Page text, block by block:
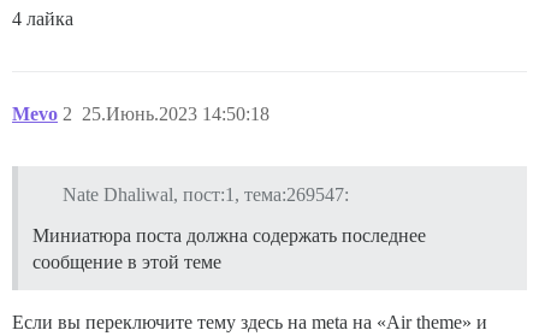
4 лайка
Mevo 25.Июнь.2023 14:50:18
2
Nate Dhaliwal, пост:1, тема:269547:
Миниатюра поста должна содержать последнее
сообщение в этой теме
Если вы переключите тему здесь на meta на «Air theme» и